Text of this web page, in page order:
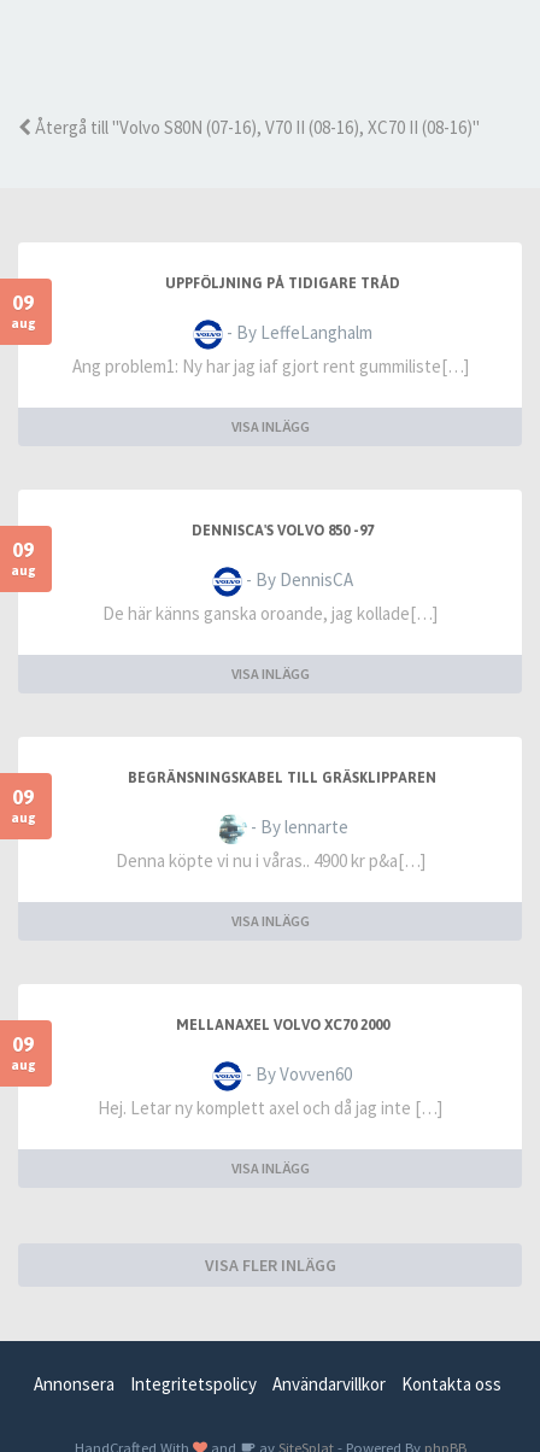
Återgå till "Volvo S80N (07-16), V70 II (08-16), XC70 II (08-16)"
09
aug
UPPFÖLJNING PÅ TIDIGARE TRÅD
- By LeffeLanghalm
Ang problem1: Ny har jag iaf gjort rent gummiliste[…]
VISA INLÄGG
09
aug
DENNISCA'S VOLVO 850 -97
- By DennisCA
De här känns ganska oroande, jag kollade[…]
VISA INLÄGG
09
aug
BEGRÄNSNINGSKABEL TILL GRÄSKLIPPAREN
- By lennarte
Denna köpte vi nu i våras.. 4900 kr p&a[…]
VISA INLÄGG
09
aug
MELLANAXEL VOLVO XC70 2000
- By Vovven60
Hej. Letar ny komplett axel och då jag inte […]
VISA INLÄGG
VISA FLER INLÄGG
Annonsera Integritetspolicy Användarvillkor Kontakta oss
HandCrafted With and avSiteSplat- Powered By phpBB